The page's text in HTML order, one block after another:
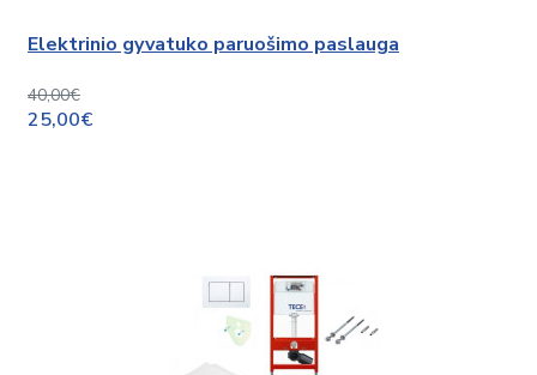
Elektrinio gyvatuko paruošimo paslauga
40,00€
25,00€